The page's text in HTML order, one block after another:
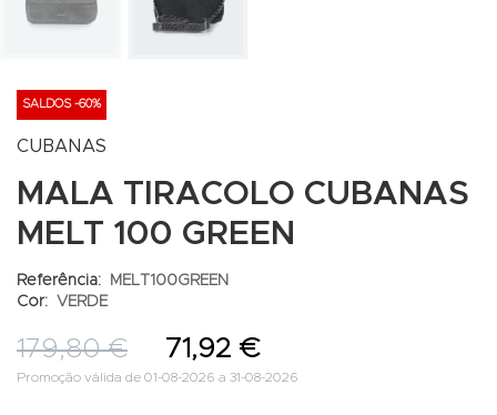
SALDOS -60%
CUBANAS
MALA TIRACOLO CUBANAS
MELT 100 GREEN
Referência:
MELT100GREEN
Cor: VERDE
179,80 € 71,92 €
Promoção válida de 01-08-2026 a 31-08-2026